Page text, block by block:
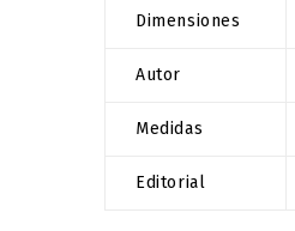
Dimensiones
Autor
Medidas
Editorial